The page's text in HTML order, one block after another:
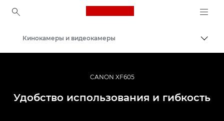
Canon Logo, back to
Кинокамеры и видеокамеры
CANON XF605
Удобство использования и гибкость